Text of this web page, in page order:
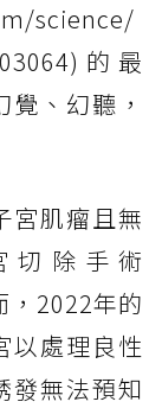
science/
的最
、幻聽，
宮肌瘤且無
切除手術
，2022年的
以處理良性
發無法預知